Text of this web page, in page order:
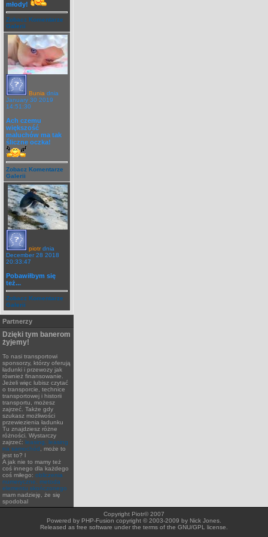
młody!
Zobacz Komentarze
Galerii
Bunia dnia
January 30 2019
14:51:30
Ach czemu
większość
maluchów ma tak
śliczne oczka!
Zobacz Komentarze
Galerii
piotr dnia
December 28 2018
20:33:47
Pobawiłbym się
też...
Zobacz Komentarze
Galerii
Partnerzy
Dzięki tym banerom
żyjemy!
To nasi transportowi
sponsorzy, którzy oferują
ładunki i przewozy jak
również finansowanie.
Jeżeli więc lubisz czytać
o transporcie, technice
transportowej i historii
transportu, możesz
zajrzeć. Także gdy
szukasz możliwości
przewiezienia ładunku
Tu znajdziesz różne
różności. Wystarczy
zajrzeć: leasing, leasing
na samochód , może to
jest to? l
A jak nie to mamy też
coś innego dla każdego
coś miłego: obliczenia
numeryczne, metoda
elementu skończonego
mam nadzieję, że się
spodobal
Copyright Piotr© 2007
Powered by PHP-Fusion copyright © 2003-2009 by Nick Jones.
Released as free software under the terms of the GNU/GPL license.